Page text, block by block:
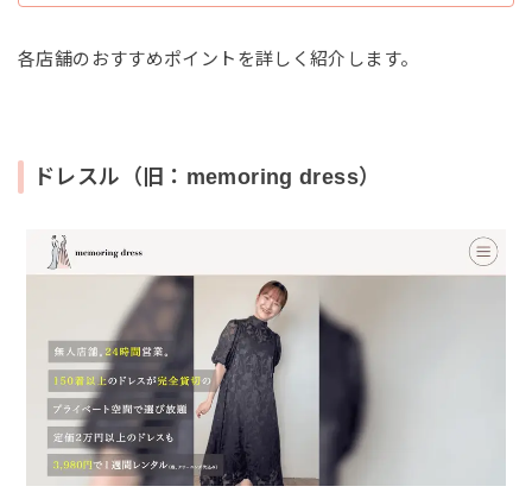
各店舗のおすすめポイントを詳しく紹介します。
ドレスル（旧：memoring dress）